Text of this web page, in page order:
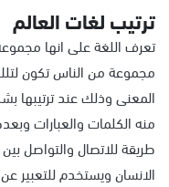
ترتيب لغات العالم
تعرف اللغة على انها
مجموعة من الناس تكون
المعنى وذلك عند ترتيبها
منه الكلمات والعبارات
طريقة للاتصال والتواصل
الانسان ويستخدم للتعبير